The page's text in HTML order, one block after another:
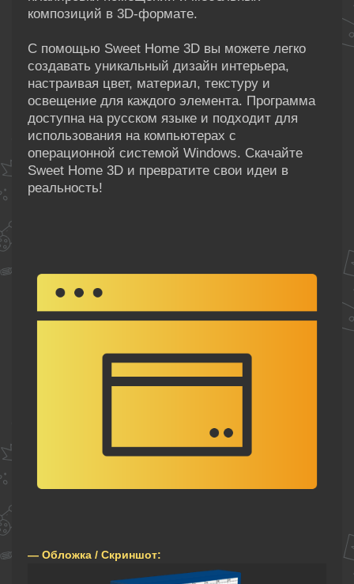
композиций в 3D-формате.
С помощью Sweet Home 3D вы можете легко
создавать уникальный дизайн интерьера,
настраивая цвет, материал, текстуру и
освещение для каждого элемента. Программа
доступна на русском языке и подходит для
использования на компьютерах с
операционной системой Windows. Скачайте
Sweet Home 3D и превратите свои идеи в
реальность!
— Обложка / Скриншот: